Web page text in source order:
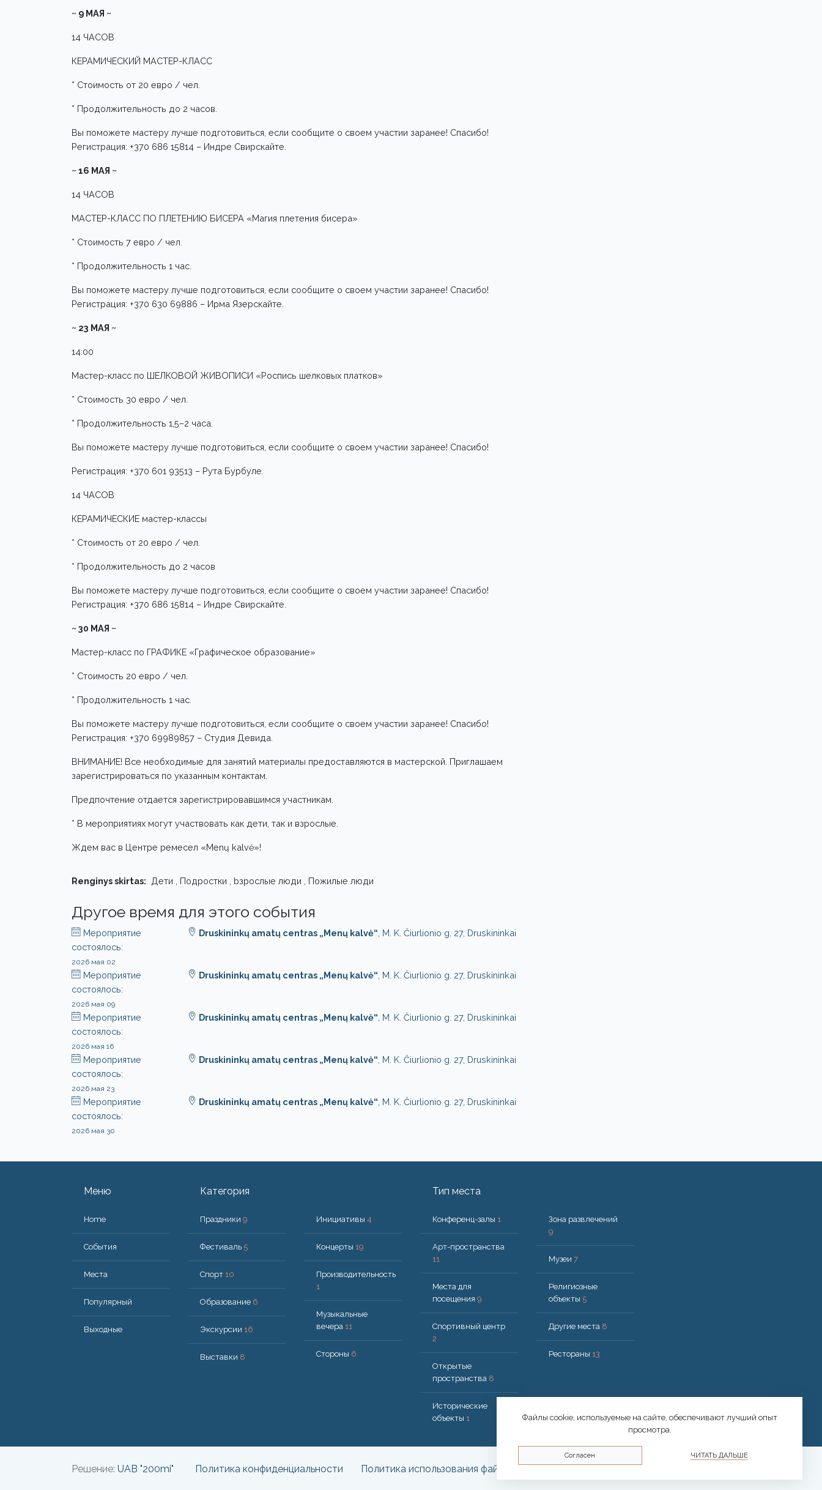
~ 9 МАЯ ~
14 ЧАСОВ
КЕРАМИЧЕСКИЙ МАСТЕР-КЛАСС
* Стоимость от 20 евро / чел.
* Продолжительность до 2 часов.
Вы поможете мастеру лучше подготовиться, если сообщите о своем участии заранее! Спасибо!
Регистрация: +370 686 15814 – Индре Свирскайте.
~ 16 МАЯ ~
14 ЧАСОВ
МАСТЕР-КЛАСС ПО ПЛЕТЕНИЮ БИСЕРА «Магия плетения бисера»
* Стоимость 7 евро / чел.
* Продолжительность 1 час.
Вы поможете мастеру лучше подготовиться, если сообщите о своем участии заранее! Спасибо!
Регистрация: +370 630 69886 – Ирма Язерскайте.
~ 23 МАЯ ~
14:00
Мастер-класс по ШЕЛКОВОЙ ЖИВОПИСИ «Роспись шелковых платков»
* Стоимость 30 евро / чел.
* Продолжительность 1,5–2 часа.
Вы поможете мастеру лучше подготовиться, если сообщите о своем участии заранее! Спасибо!
Регистрация: +370 601 93513 – Рута Бурбуле.
14 ЧАСОВ
КЕРАМИЧЕСКИЕ мастер-классы
* Стоимость от 20 евро / чел.
* Продолжительность до 2 часов
Вы поможете мастеру лучше подготовиться, если сообщите о своем участии заранее! Спасибо!
Регистрация: +370 686 15814 – Индре Свирскайте.
~ 30 МАЯ ~
Мастер-класс по ГРАФИКЕ «Графическое образование»
* Стоимость 20 евро / чел.
* Продолжительность 1 час.
Вы поможете мастеру лучше подготовиться, если сообщите о своем участии заранее! Спасибо!
Регистрация: +370 69989857 – Студия Девида.
ВНИМАНИЕ! Все необходимые для занятий материалы предоставляются в мастерской. Приглашаем
зарегистрироваться по указанным контактам.
Предпочтение отдается зарегистрировавшимся участникам.
* В мероприятиях могут участвовать как дети, так и взрослые.
Ждем вас в Центре ремесел «Menų kalvė»!
Renginys skirtas: Дети , Подростки , bзрослые люди , Пожилые люди
Другое время для этого события
Мероприятие
состоялось:
2026 мая 02
Druskininkų amatų centras „Menų kalvė“ , M. K. Čiurlionio g. 27, Druskininkai
Мероприятие
состоялось:
2026 мая 09
Druskininkų amatų centras „Menų kalvė“ , M. K. Čiurlionio g. 27, Druskininkai
Мероприятие
состоялось:
2026 мая 16
Druskininkų amatų centras „Menų kalvė“ , M. K. Čiurlionio g. 27, Druskininkai
Мероприятие
состоялось:
2026 мая 23
Druskininkų amatų centras „Menų kalvė“ , M. K. Čiurlionio g. 27, Druskininkai
Мероприятие
состоялось:
2026 мая 30
Druskininkų amatų centras „Menų kalvė“ , M. K. Čiurlionio g. 27, Druskininkai
Меню
Home
События
Места
Популярный
Bыходные
Категория
Праздники 9
Фестиваль 5
Спорт 10
Образование 6
Экскурсии 16
Выставки 8
Инициативы 4
Концерты 19
Производительность
1
Музыкальные
вечера 11
Стороны 6
Тип места
Конференц-залы 1
Арт-пространства
11
Места для
посещения 9
Спортивный центр
2
Открытые
пространства 8
Исторические
объекты 1
Зона развлечений
9
Музеи 7
Религиозные
объекты 5
Другие места 8
Рестораны 13
Решение: UAB "200mi" Политика конфиденциальности Политика использования файлов cookie
Файлы cookie, используемые на сайте, обеспечивают лучший опыт
просмотра.
Согласен ЧИТАТЬ ДАЛЬШЕ